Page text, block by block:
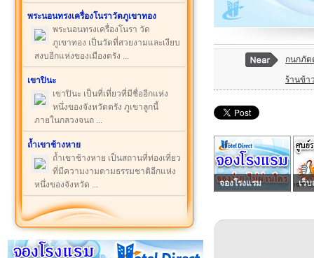
พระนอนทรงเครื่องโนราวัดภูเขาทอง
พระนอนทรงเครื่องโนรา วัด
ภูเขาทอง เป็นวัดที่สวยงามและเงียบ
สงบอีกแห่งของเมืองตรัง ...
เขาปินะ
เขาปินะ เป็นที่เที่ยวที่มีชื่ออีกแห่ง
หนึ่งของจังหวัดตรัง ภูเขาลูกนี้
ภายในกลวงจนถ ...
ถ้ำเขาช้างหาย
ถ้ำเขาช้างหาย เป็นสถานที่ท่องเที่ยว
ที่มีความงามตามธรรมชาติอีกแห่ง
หนึ่งของจังหวัด ...
กนกภัต
ร้านข้า
จองโรงแรม เว็บ